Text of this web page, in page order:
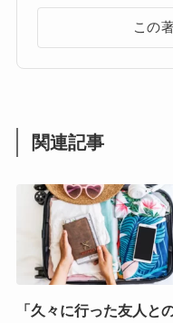
この
関連記事
「久々に行った友人と